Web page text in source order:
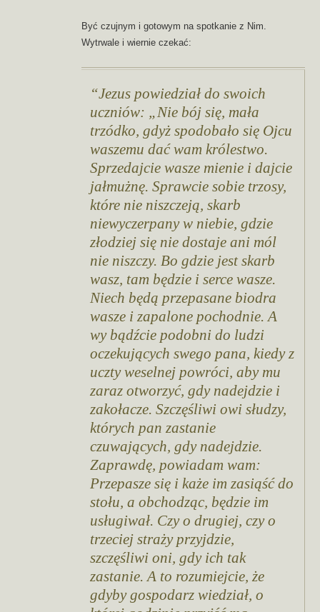
Być czujnym i gotowym na spotkanie z Nim.
Wytrwale i wiernie czekać:
Jezus powiedział do swoich
uczniów: „Nie bój się, mała
trzódko, gdyż spodobało się Ojcu
waszemu dać wam królestwo.
Sprzedajcie wasze mienie i dajcie
jałmużnę. Sprawcie sobie trzosy,
które nie niszczeją, skarb
niewyczerpany w niebie, gdzie
złodziej się nie dostaje ani mól
nie niszczy. Bo gdzie jest skarb
wasz, tam będzie i serce wasze.
Niech będą przepasane biodra
wasze i zapalone pochodnie. A
wy bądźcie podobni do ludzi
oczekujących swego pana, kiedy z
uczty weselnej powróci, aby mu
zaraz otworzyć, gdy nadejdzie i
zakołacze. Szczęśliwi owi słudzy,
których pan zastanie
czuwających, gdy nadejdzie.
Zaprawdę, powiadam wam:
Przepasze się i każe im zasiąść do
stołu, a obchodząc, będzie im
usługiwał. Czy o drugiej, czy o
trzeciej straży przyjdzie,
szczęśliwi oni, gdy ich tak
zastanie. A to rozumiejcie, że
gdyby gospodarz wiedział, o